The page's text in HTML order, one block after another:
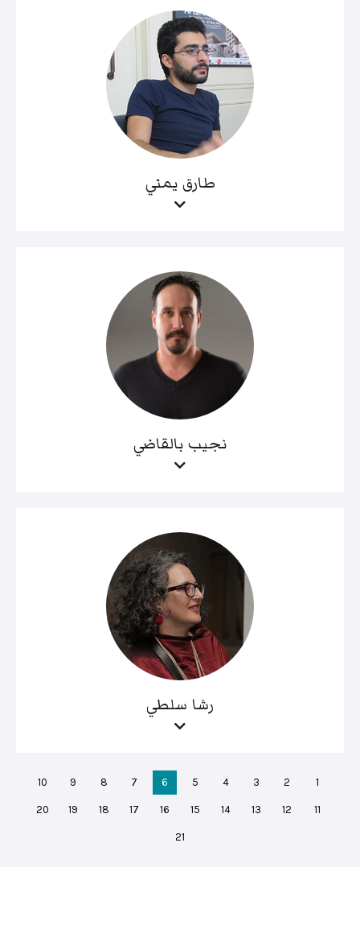
طارق يمني
نجيب بالقاضي
رشا سلطي
1
2
3
4
5
6
7
8
9
10
11
12
13
14
15
16
17
18
19
20
21